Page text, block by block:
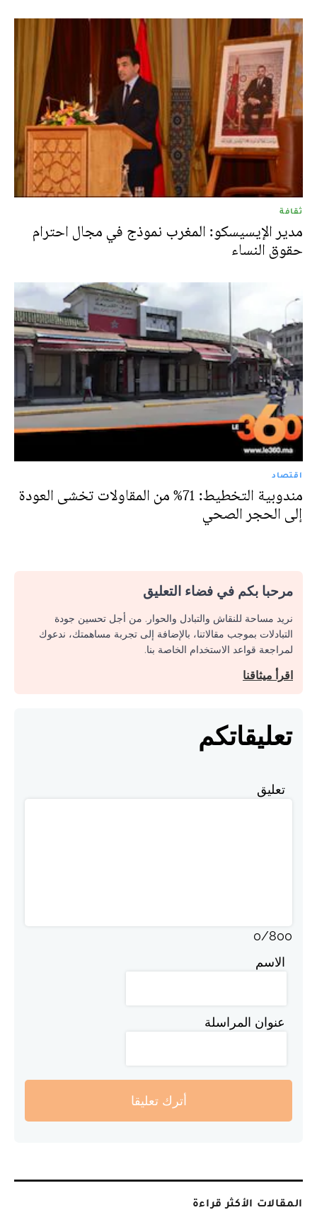
ثقافة
مدير الإيسيسكو: المغرب نموذج في مجال احترام
حقوق النساء
اقتصاد
مندوبية التخطيط: 71% من المقاولات تخشى العودة
إلى الحجر الصحي
مرحبا بكم في فضاء التعليق
نريد مساحة للنقاش والتبادل والحوار. من أجل تحسين جودة
التبادلات بموجب مقالاتنا، بالإضافة إلى تجربة مساهمتك، ندعوك
لمراجعة قواعد الاستخدام الخاصة بنا.
اقرأ ميثاقنا
تعليقاتكم
تعليق
0/800
الاسم
عنوان المراسلة
أترك تعليقا
المقالات الأكثر قراءة